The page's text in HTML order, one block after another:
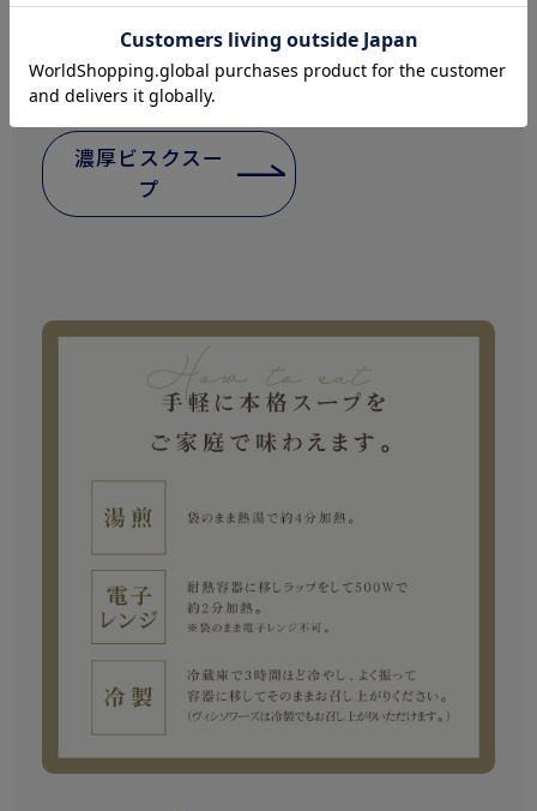
国産の玉葱と人参がさらに風味を引き出してお
ります。
濃厚ビスクスー
プ